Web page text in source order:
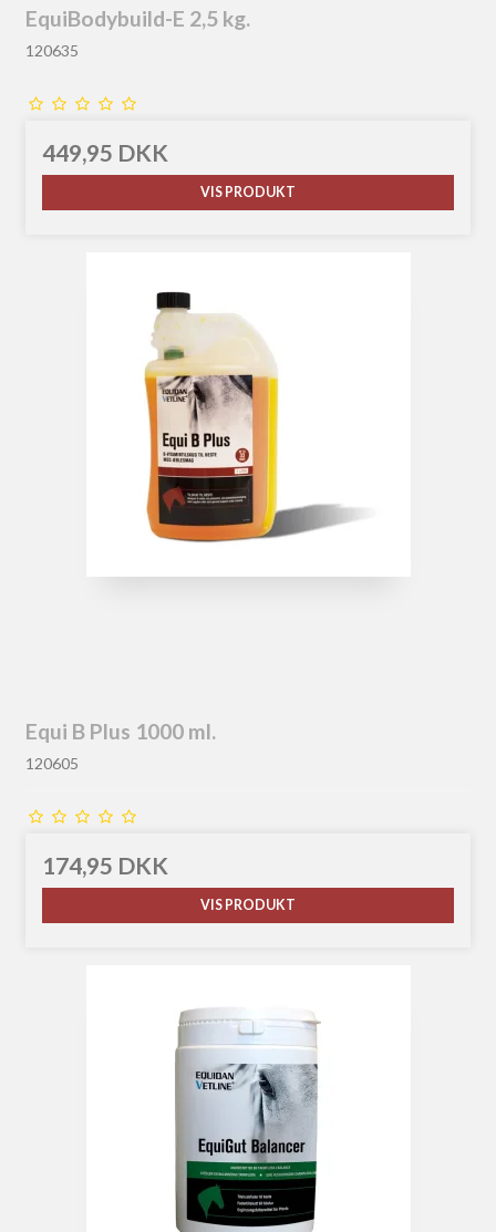
EquiBodybuild-E 2,5 kg.
120635
449,95 DKK
VIS PRODUKT
Equi B Plus 1000 ml.
120605
174,95 DKK
VIS PRODUKT